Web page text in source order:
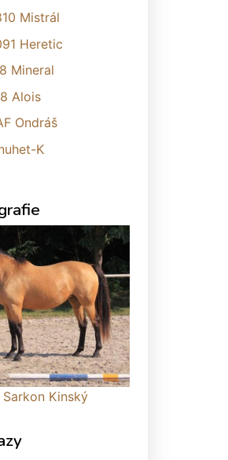
Mistrál
Heretic
Mineral
Alois
Ondráš
K
Kinský